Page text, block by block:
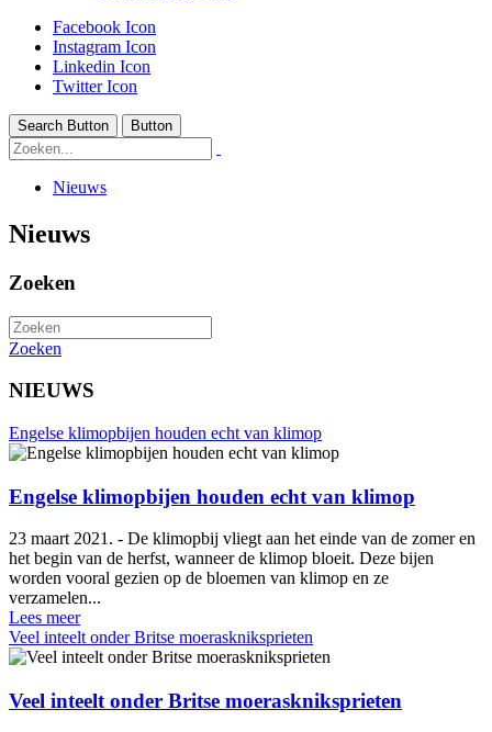
Facebook Icon
Instagram Icon
Linkedin Icon
Twitter Icon
Search Button Button
Nieuws
Nieuws
Zoeken
Zoeken
NIEUWS
Engelse klimopbijen houden echt van klimop
Engelse klimopbijen houden echt van klimop
23 maart 2021. - De klimopbij vliegt aan het einde van de zomer en
het begin van de herfst, wanneer de klimop bloeit. Deze bijen
worden vooral gezien op de bloemen van klimop en ze
verzamelen...
Lees meer
Veel inteelt onder Britse moeraskniksprieten
Veel inteelt onder Britse moeraskniksprieten